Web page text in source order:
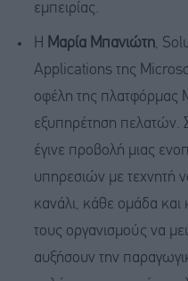
εμπειρίας.
Η Μαρία Μπανιώτη,
Applications της
οφέλη της πλατφόρμας
εξυπηρέτηση πελατών.
έγινε προβολή μιας
υπηρεσιών με τεχνητή
κανάλι, κάθε ομάδα
τους οργανισμούς να
αυξήσουν την